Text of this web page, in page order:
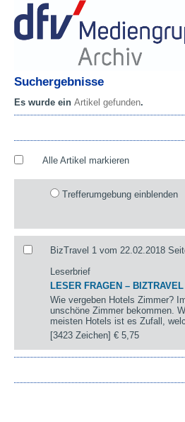
Suchergebnisse
Es wurde ein Artikel gefunden.
Alle Artikel markieren
Trefferumgebung einblenden
BizTravel 1 vom 22.02.2018
Leserbrief
LESER FRAGEN –
Wie vergeben Hotels Zimmer?
unschöne Zimmer bekommen.
meisten Hotels ist es Zufall,
[3423 Zeichen]€ 5,75